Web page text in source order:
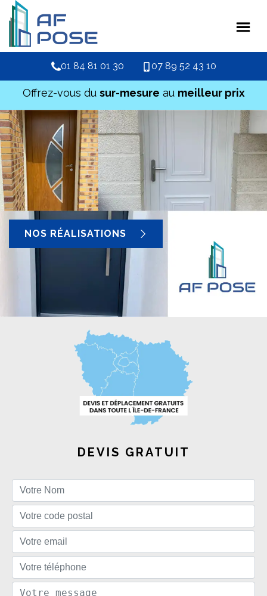
01 84 81 01 30 07 89 52 43 10
Offrez-vous du sur-mesure au meilleur prix
NOS RÉALISATIONS
DEVIS GRATUIT